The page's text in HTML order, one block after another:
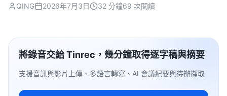
QING 2026年7月3日 32 分鐘69 次閱讀
將錄音交給 Tinrec，幾分鐘取得逐字稿與摘要
支援音訊與影片上傳、多語言轉寫、AI 會議紀要與待辦擷取